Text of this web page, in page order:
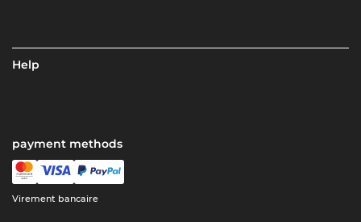
Help
payment methods
Virement bancaire